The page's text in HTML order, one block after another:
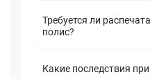
Требуется ли
полис?
Какие последствия